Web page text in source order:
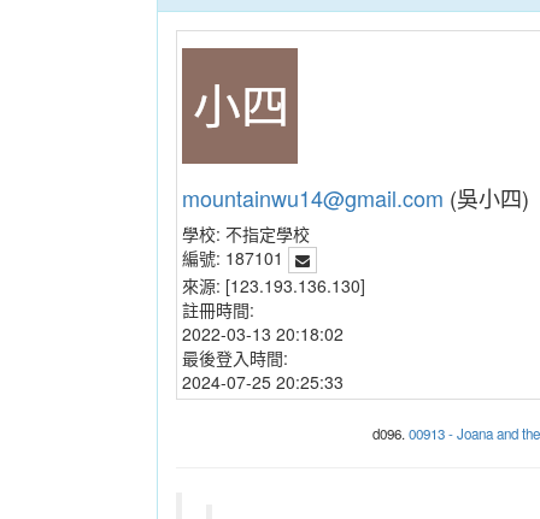
mountainwu14@gmail.com (吳小四)
學校: 不指定學校
編號: 187101
來源: [123.193.136.130]
註冊時間:
2022-03-13 20:18:02
最後登入時間:
2024-07-25 20:25:33
d096. 00913 - Joana and